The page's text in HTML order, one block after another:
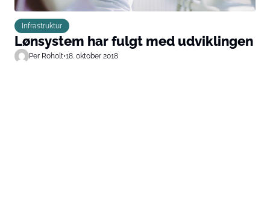
Infrastruktur
Lønsystem har fulgt med udviklingen
Per Roholt•18. oktober 2018